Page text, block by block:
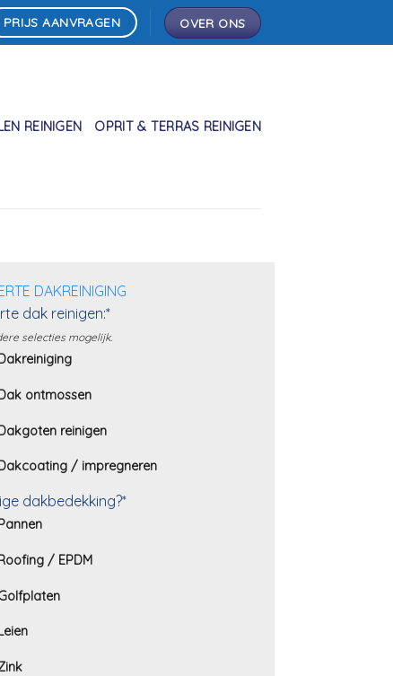
PRIJS AANVRAGEN OVER ONS
REINIGEN OPRIT & TERRAS REINIGEN
DAKREINIGING
dak reinigen:*
selecties mogelijk.
ontmossen
reinigen
/ impregneren
dakbedekking?*
/ EPDM